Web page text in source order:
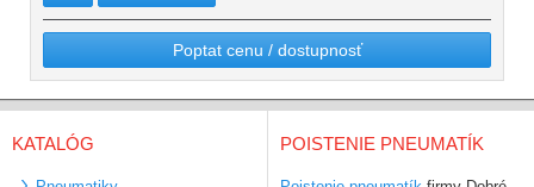
Poptat cenu / dostupnosť
KATALÓG POISTENIE PNEUMATÍK